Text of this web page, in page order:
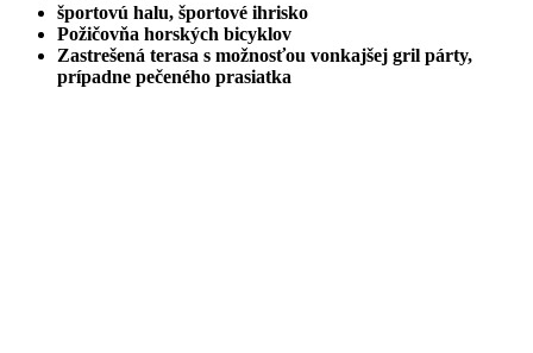
športovú halu, športové ihrisko
Požičovňa horských bicyklov
Zastrešená terasa s možnosťou vonkajšej gril párty,
prípadne pečeného prasiatka